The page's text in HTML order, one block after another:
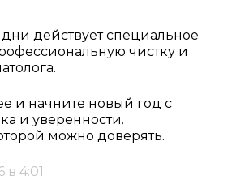
действует специальное
чистку и
и начните новый год с
и уверенности.
можно доверять.
в 4:01